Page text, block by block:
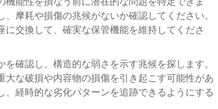
摩耗や損傷の兆候がないか確認してください。
交換して、確実な保管機能を維持してくださ
確認し、構造的な弱さを示す兆候を探します。
な破損や内容物の損傷を引き起こす可能性があ
経時的な劣化パターンを追跡できるようにする